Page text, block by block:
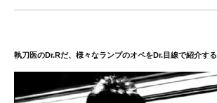
り
執刀医のDr.Rだ、様々なランプのオペをDr.目線で紹介する